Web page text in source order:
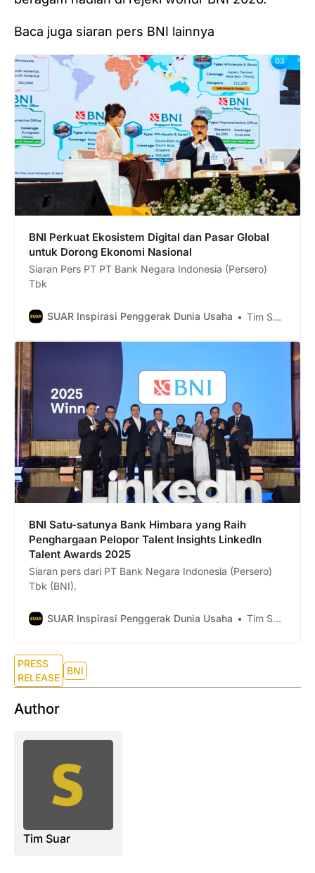
Baca juga siaran pers BNI lainnya
BNI Perkuat Ekosistem Digital dan Pasar Global
untuk Dorong Ekonomi Nasional
Siaran Pers PT PT Bank Negara Indonesia (Persero)
Tbk
SUAR Inspirasi Penggerak Dunia Usaha Tim Suar
BNI Satu-satunya Bank Himbara yang Raih
Penghargaan Pelopor Talent Insights LinkedIn
Talent Awards 2025
Siaran pers dari PT Bank Negara Indonesia (Persero)
Tbk (BNI).
SUAR Inspirasi Penggerak Dunia Usaha Tim Suar
PRESS
RELEASE
BNI
Author
Tim Suar